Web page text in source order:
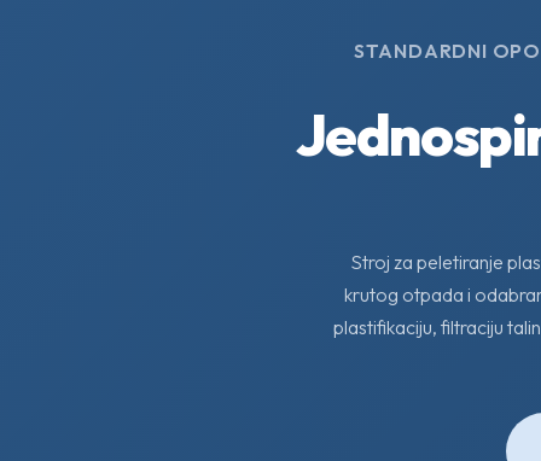
STANDARDNI
Stroj za peletiranje
krutog otpada i
plastifikaciju, filtraciju